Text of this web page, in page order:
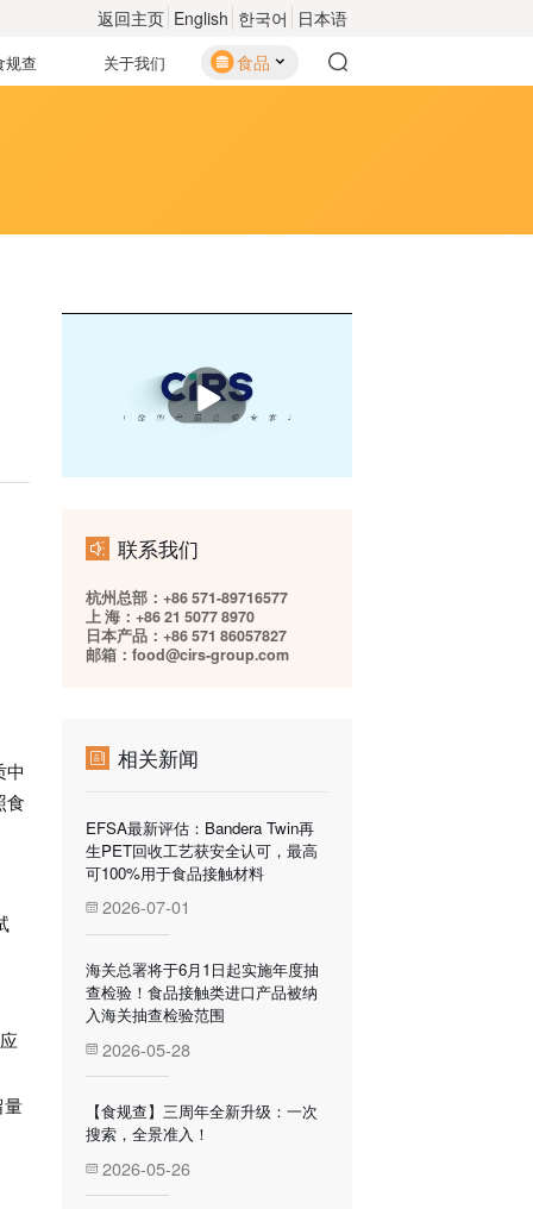
返回主页 English 한국어 日本语
规查 关于我们 食品
中
食
量
播
放
联系我们
杭州总部：+86 571-89716577
上 海：+86 21 5077 8970
日本产品：+86 571 86057827
邮箱：food@cirs-group.com
相关新闻
EFSA最新评估：Bandera Twin再
生PET回收工艺获安全认可，最高
可100%用于食品接触材料
2026-07-01
海关总署将于6月1日起实施年度抽
查检验！食品接触类进口产品被纳
入海关抽查检验范围
2026-05-28
【食规查】三周年全新升级：一次
搜索，全景准入！
2026-05-26